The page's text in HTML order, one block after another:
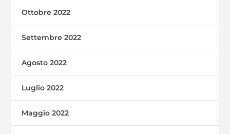
Ottobre 2022
Settembre 2022
Agosto 2022
Luglio 2022
Maggio 2022